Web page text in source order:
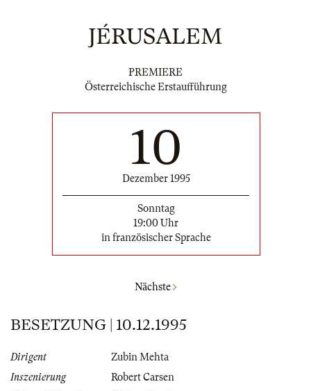
JÉRUSALEM
PREMIERE
Österreichische Erstaufführung
10
Dezember 1995
Sonntag
19:00 Uhr
in französischer Sprache
Nächste
BESETZUNG | 10.12.1995
Dirigent
Zubin Mehta
Inszenierung
Robert Carsen